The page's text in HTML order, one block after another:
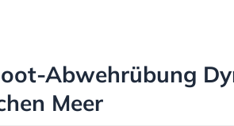
Abwehrübung
Meer